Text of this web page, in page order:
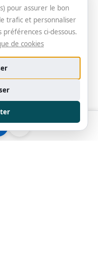
pour assurer le bon
trafic et personnaliser
ci-dessous.
de cookies